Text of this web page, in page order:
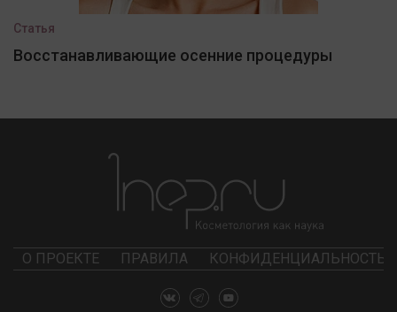
Статья
Восстанавливающие осенние процедуры
О ПРОЕКТЕ ПРАВИЛА КОНФИДЕНЦИАЛЬНОСТЬ